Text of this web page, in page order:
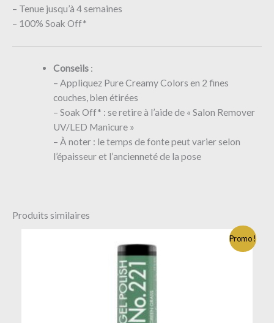
– Tenue jusqu’à 4 semaines
– 100% Soak Off*
Conseils :
– Appliquez Pure Creamy Colors en 2 fines
couches, bien étirées
– Soak Off* : se retire à l’aide de « Salon Remover
UV/LED Manicure »
– À noter : le temps de fonte peut varier selon
l’épaisseur et l’ancienneté de la pose
Produits similaires
Promo !